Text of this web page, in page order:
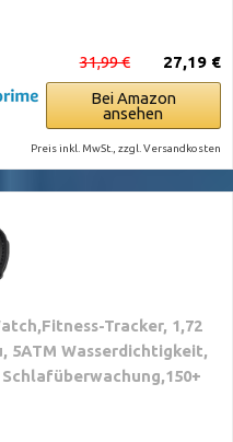
27,19 €
31,99 €
Bei Amazon
ansehen
Preis inkl. MwSt., zzgl. Versandkosten
Tracker, 1,72
5ATM Wasserdichtigkeit,